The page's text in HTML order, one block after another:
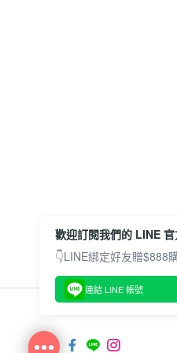
歡迎訂閱我們的 LINE
👇LINE綁定好友贈$888
連結 LINE 帳號